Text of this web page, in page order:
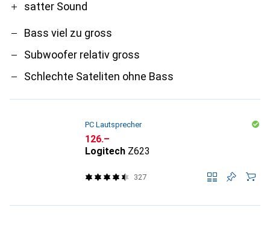
satter Sound
Bass viel zu gross
Subwoofer relativ gross
Schlechte Sateliten ohne Bass
PC Lautsprecher
CHF
126.–
Logitech Z623
327